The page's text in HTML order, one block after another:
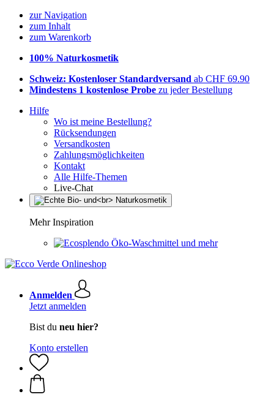
zur Navigation
zum Inhalt
zum Warenkorb
100% Naturkosmetik
Schweiz: Kostenloser Standardversand ab CHF 69.90
Mindestens 1 kostenlose Probe zu jeder Bestellung
Hilfe
Wo ist meine Bestellung?
Rücksendungen
Versandkosten
Zahlungsmöglichkeiten
Kontakt
Alle Hilfe-Themen
Live-Chat
Mehr Inspiration
Öko-Waschmittel und mehr
Anmelden
Jetzt anmelden
Bist du neu hier?
Konto erstellen